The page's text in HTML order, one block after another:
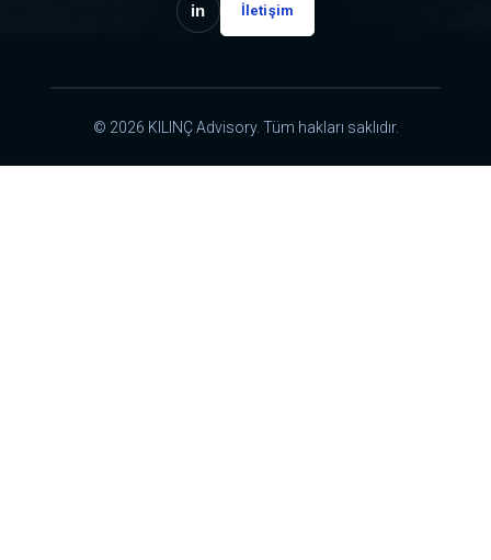
in İletişim
© 2026 KILINÇ Advisory. Tüm hakları saklıdır.